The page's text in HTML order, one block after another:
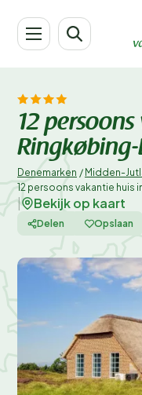
12
Denemarken / Midden-
12 persoons vakantie huis
Bekijk op kaart
Delen Opslaan